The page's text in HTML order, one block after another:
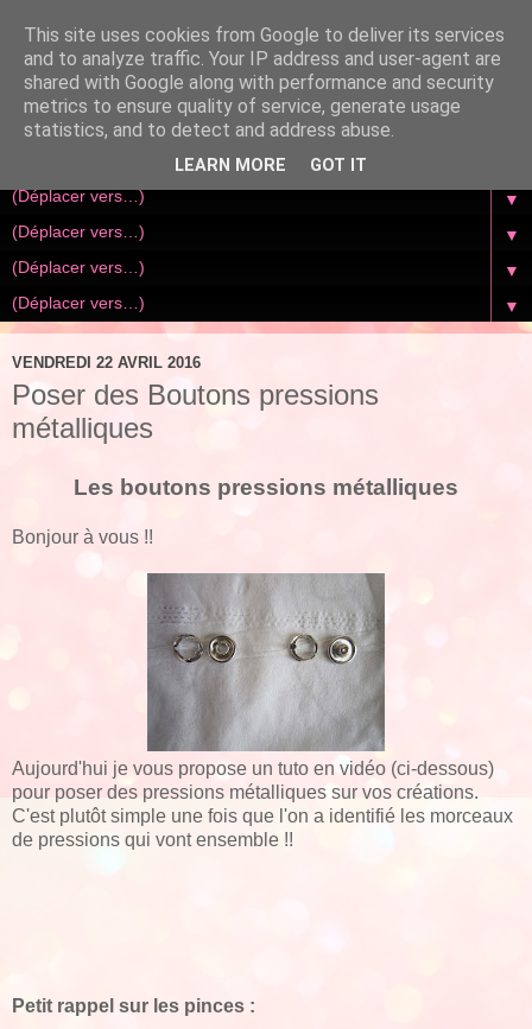
▼
▼
▼
▼
VENDREDI 22 AVRIL 2016
Poser des Boutons pressions
métalliques
Les boutons pressions métalliques
Bonjour à vous !!
Aujourd'hui je vous propose un tuto en vidéo (ci-dessous)
pour poser des pressions métalliques sur vos créations.
C'est plutôt simple une fois que l'on a identifié les morceaux
de pressions qui vont ensemble !!
Petit rappel sur les pinces :
This site uses cookies from Google to deliver its services
and to analyze traffic. Your IP address and user-agent are
shared with Google along with performance and security
metrics to ensure quality of service, generate usage
statistics, and to detect and address abuse.
LEARN MORE GOT IT